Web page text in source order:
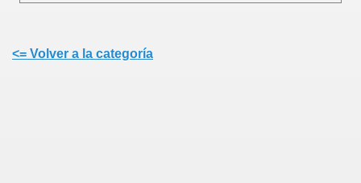
<= Volver a la categoría